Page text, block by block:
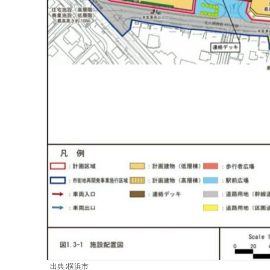
出典∶横浜市